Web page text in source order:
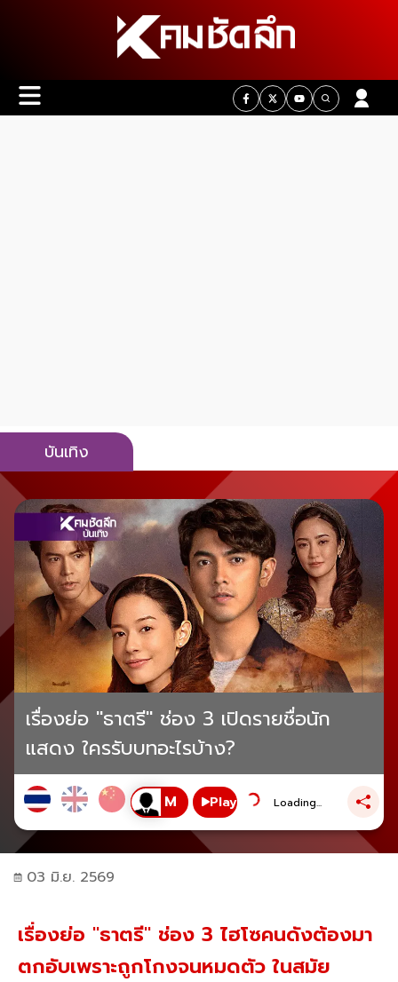
บันเทิง
เรื่องย่อ "ธาตรี" ช่อง 3 เปิดรายชื่อนัก
แสดง ใครรับบทอะไรบ้าง?
Play Loading...
03 มิ.ย. 2569
เรื่องย่อ "ธาตรี" ช่อง 3 ไฮโซคนดังต้องมา
ตกอับเพราะถูกโกงจนหมดตัว ในสมัย